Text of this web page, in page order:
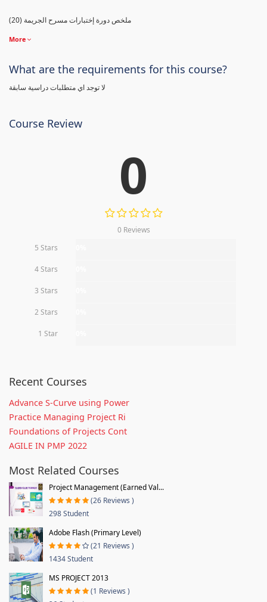
(20) ملخص دورة إختبارات مسرح الجريمة
More
What are the requirements for this course?
لا توجد اي متطلبات دراسية سابقة
Course Review
0
0 Reviews
5 Stars
4 Stars
3 Stars
2 Stars
1 Star
Recent Courses
Advance S-Curve using Power
Practice Managing Project Ri
Foundations of Projects Cont
AGILE IN PMP 2022
Most Related Courses
Project Management (Earned Val...
(26 Reviews )
298 Student
Adobe Flash (Primary Level)
(21 Reviews )
1434 Student
MS PROJECT 2013
(1 Reviews )